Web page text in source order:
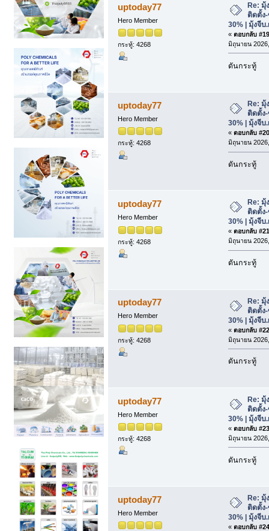
uptoday77
Hero Member
กระทู้: 4268
Re: มุ้
ติดตั้ง
30% | มุ้งจีบ
« ตอบกลับ
มิถุนายน
ดันกระทู้
uptoday77
Hero Member
กระทู้: 4268
Re: มุ้
ติดตั้ง
30% | มุ้งจีบ
« ตอบกลับ
มิถุนายน
ดันกระทู้
uptoday77
Hero Member
กระทู้: 4268
Re: มุ้
ติดตั้ง
30% | มุ้งจีบ
« ตอบกลับ
มิถุนายน
ดันกระทู้
uptoday77
Hero Member
กระทู้: 4268
Re: มุ้
ติดตั้ง
30% | มุ้งจีบ
« ตอบกลับ
มิถุนายน
ดันกระทู้
uptoday77
Hero Member
กระทู้: 4268
Re: มุ้
ติดตั้ง
30% | มุ้งจีบ
« ตอบกลับ
มิถุนายน
ดันกระทู้
uptoday77
Hero Member
Re: มุ้
ติดตั้ง
30% | มุ้งจีบ
« ตอบกลับ